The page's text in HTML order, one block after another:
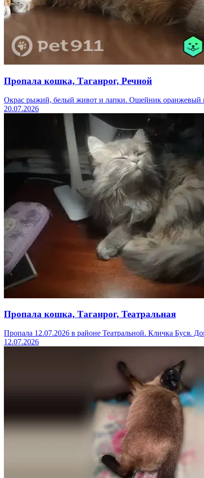
Пропала кошка, Таганрог, Речной
Окрас рыжий, белый живот и лапки. Ошейник оранжевый
20.07.2026
Пропала кошка, Таганрог, Театральная
Пропала 12.07.2026 в районе Театральной. Кличка Буся.
12.07.2026